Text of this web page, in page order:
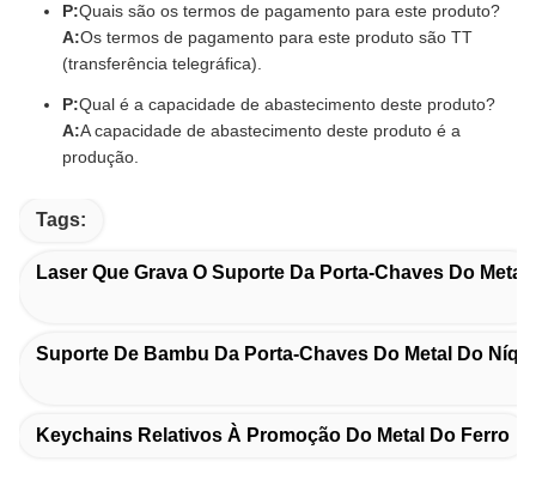
P:Quais são os termos de pagamento para este produto?
A:Os termos de pagamento para este produto são TT
(transferência telegráfica).
P:Qual é a capacidade de abastecimento deste produto?
A:A capacidade de abastecimento deste produto é a
produção.
Tags:
Laser Que Grava O Suporte Da Porta-Chaves Do Metal
Suporte De Bambu Da Porta-Chaves Do Metal Do
Keychains Relativos À Promoção Do Metal Do Ferro